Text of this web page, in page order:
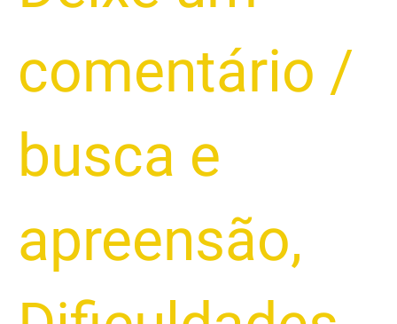
comentário /
busca e
apreensão,